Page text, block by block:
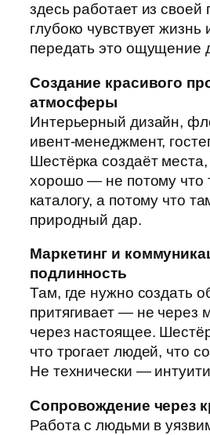
здесь работает из
глубоко чувствует жизнь
передать это ощущение
Создание красивого
атмосферы
Интерьерный дизайн,
ивент-менеджмент,
Шестёрка создаёт
хорошо — не потому что
каталогу, а потому что
природный дар.
Маркетинг и
подлинность
Там, где нужно создать
притягивает — не через
через настоящее.
что трогает людей, что
Не технически —
Сопровождение через
Работа с людьми в